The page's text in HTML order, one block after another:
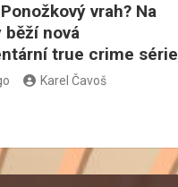
vrah? Na
běží nová
true crime série
Karel Čavoš